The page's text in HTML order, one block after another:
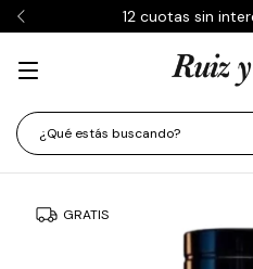
12 cuotas sin
GRATIS